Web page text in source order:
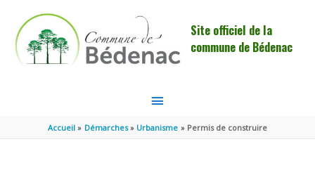
Site officiel de la
commune de Bédenac
MENU
PRINCIPAL
Accueil Démarches Urbanisme Permis de construire